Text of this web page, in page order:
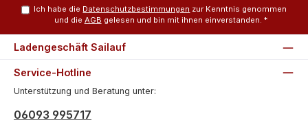
Ich habe die Datenschutzbestimmungen zur Kenntnis genommen
und die AGB gelesen und bin mit ihnen einverstanden. *
Service-Hotline
Unterstützung und Beratung unter:
06093 995717
Ladengeschäft Sailauf